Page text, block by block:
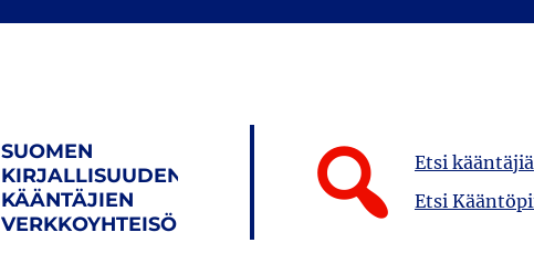
SUOMEN
KIRJALLISUUDEN
KÄÄNTÄJIEN
VERKKOYHTEISÖ
Etsi kääntäjiä
Etsi